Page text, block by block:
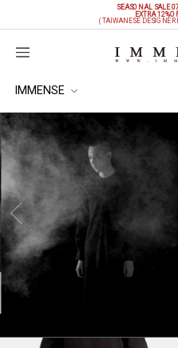
SEASONAL SALE
EXTRA
(TAIWANESE
購物袋
IMMENSE